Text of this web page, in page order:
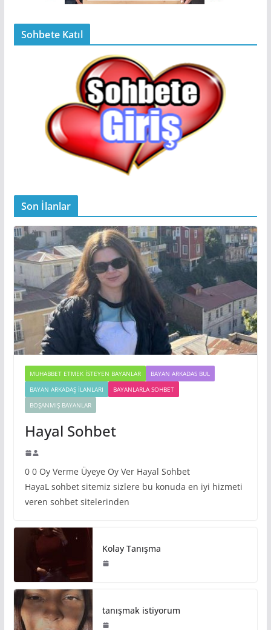
Sohbete Katıl
Son İlanlar
MUHABBET ETMEK İSTEYEN BAYANLAR
BAYAN ARKADAS BUL
BAYAN ARKADAŞ İLANLARI
BAYANLARLA SOHBET
BOŞANMIŞ BAYANLAR
Hayal Sohbet
0 0 Oy Verme Üyeye Oy Ver Hayal Sohbet
HayaL sohbet sitemiz sizlere bu konuda en iyi hizmeti
veren sohbet sitelerinden
Kolay Tanışma
tanışmak istiyorum